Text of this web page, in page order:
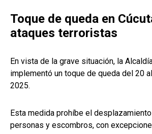
Toque de queda en
ataques terroristas
En vista de la grave situación, la
implementó un toque de queda del 20
2025.
Esta medida prohíbe el
personas y escombros, con